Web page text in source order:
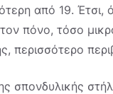
από 19. Έτσι,
πόνο, τόσο
περισσότερο
σπονδυλικής